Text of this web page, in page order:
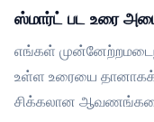
ஸ்மார்ட் பட உரை
எங்கள்
உள்ள உரையை தானாகக்
சிக்கலான